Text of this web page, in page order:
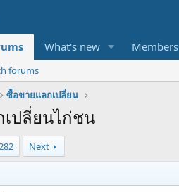
What's new Members
forums
ซื้อขายแลกเปลี่ยน
ปลี่ยนไก่ชน
Next